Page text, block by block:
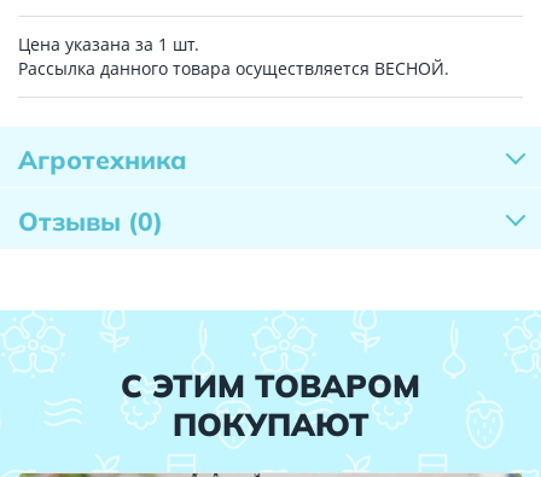
Цена указана за 1 шт.
Рассылка данного товара осуществляется ВЕСНОЙ.
Агротехника
Отзывы (0)
С ЭТИМ ТОВАРОМ
ПОКУПАЮТ